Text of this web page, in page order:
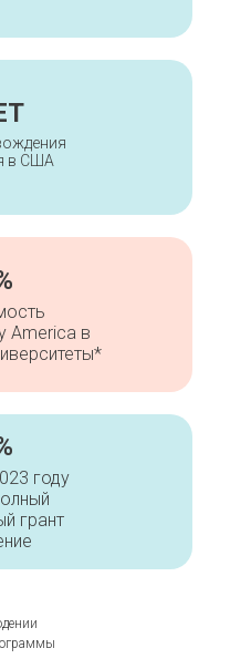
в США
America в
году
грант